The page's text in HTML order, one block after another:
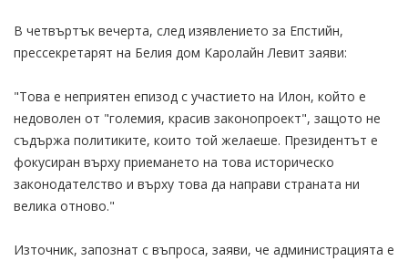
В четвъртък вечерта, след изявлението за Епстийн,
прессекретарят на Белия дом Каролайн Левит заяви:
"Това е неприятен епизод с участието на Илон, който е
недоволен от "големия, красив законопроект", защото не
съдържа политиките, които той желаеше. Президентът е
фокусиран върху приемането на това историческо
законодателство и върху това да направи страната ни
велика отново."
Източник, запознат с въпроса, заяви, че администрацията е